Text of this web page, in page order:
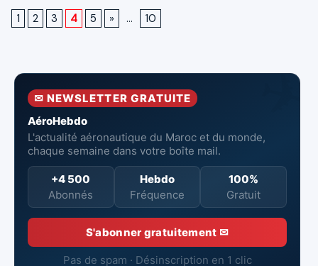
1 2 3 4 5 » ... 10
✉ NEWSLETTER GRATUITE
AéroHebdo
L'actualité aéronautique du Maroc et du monde,
chaque semaine dans votre boîte mail.
+4 500
Abonnés
Hebdo
Fréquence
100%
Gratuit
S'abonner gratuitement ✉
Pas de spam · Désinscription en 1 clic